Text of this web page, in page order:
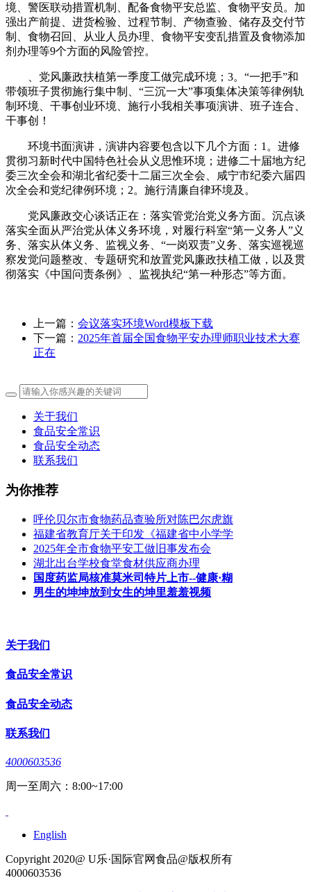
境、警医联动措置机制、配备食物平安总监、食物平安员。加
强出产前提、进货检验、过程节制、产物查验、储存及交付节
制、食物召回、从业人员办理、食物平安变乱措置及食物添加
剂办理等9个方面的风险管控。
、党风廉政扶植第一季度工做完成环境；3。“一把手”和
带领班子贯彻施行集中制、“三沉一大”事项集体决策等律例轨
制环境、干事创业环境、施行小我相关事项演讲、班子连合、
干事创！
环境书面演讲，演讲内容要包含以下几个方面：1。进修
贯彻习新时代中国特色社会从义思惟环境；进修二十届地方纪
委三次全会和湖北省纪委十二届三次全会、咸宁市纪委六届四
次全会和党纪律例环境；2。施行清廉自律环境及。
党风廉政交心谈话正在：落实管党治党义务方面。沉点谈
落实全面从严治党从体义务环境，对履行科室“第一义务人”义
务、落实从体义务、监视义务、“一岗双责”义务、落实巡视巡
察发觉问题整改、专题研究和放置党风廉政扶植工做，以及贯
彻落实《中国问责条例》、监视执纪“第一种形态”等方面。
上一篇： 会议落实环境Word模板下载
下一篇： 2025年首届全国食物平安办理师职业技术大赛
正在
关于我们
食品安全常识
食品安全动态
联系我们
为你推荐
呼伦贝尔市食物药品查验所对陈巴尔虎旗
福建省教育厅关于印发《福建省中小学学
2025年全市食物平安工做旧事发布会
湖北出台学校食堂食材供应商办理
国度药监局核准莫米司特片上市--健康·糊
男生的坤坤放到女生的坤里羞羞视频
关于我们
食品安全常识
食品安全动态
联系我们
4000603536
周一至周六：8:00~17:00
English
Copyright 2020@ U乐·国际官网食品@版权所有
4000603536